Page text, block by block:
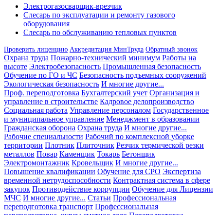
Электрогазосварщик-врезчик
Слесарь по эксплуатации и ремонту газового
оборудования
Слесарь по обслуживанию тепловых пунктов
Проверить лиценцию Аккредитация МинТруда Обратный звонок
Охрана труда Пожарно-технический минимум Работы на
высоте Электробезопасность Промышленная безопасность
Обучение по ГО и ЧС Безопасность подъемных сооружений
Экологическая безопасность И многие другие...
Проф. переподготовка Бухгалтерский учет Организация и
управление в строительстве Кадровое делопроизводство
Социальная работа Управление персоналом Государственное
и муниципальное управление Менеджмент в образовании
Гражданская оборона Охрана труда И многие другие...
Рабочие специальности Рабочий по комплексной уборке
территории Плотник Плиточник Резчик термической резки
металлов Повар Каменщик Токарь Бетонщик
Электромонтажник Кровельщик И многие другие...
Повышение квалификации Обучение для СРО Экспертиза
временной нетрудоспособности Контрактная система в сфере
закупок Противодействие коррупции Обучение для Лицензии
МЧС И многие другие... Статьи Профессиональная
переподготовка транспорт Профессиональная